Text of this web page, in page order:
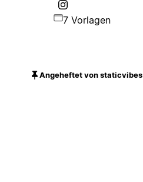
7 Vorlagen
Angeheftet von staticvibes